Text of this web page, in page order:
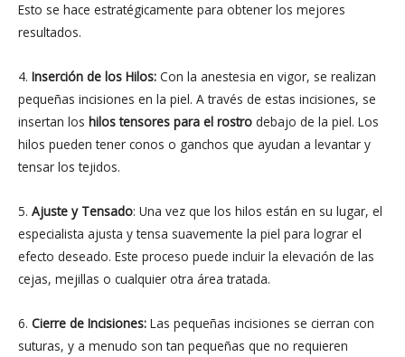
Esto se hace estratégicamente para obtener los mejores
resultados.
4. Inserción de los Hilos: Con la anestesia en vigor, se realizan
pequeñas incisiones en la piel. A través de estas incisiones, se
insertan los hilos tensores para el rostro debajo de la piel. Los
hilos pueden tener conos o ganchos que ayudan a levantar y
tensar los tejidos.
5. Ajuste y Tensado: Una vez que los hilos están en su lugar, el
especialista ajusta y tensa suavemente la piel para lograr el
efecto deseado. Este proceso puede incluir la elevación de las
cejas, mejillas o cualquier otra área tratada.
6. Cierre de Incisiones: Las pequeñas incisiones se cierran con
suturas, y a menudo son tan pequeñas que no requieren